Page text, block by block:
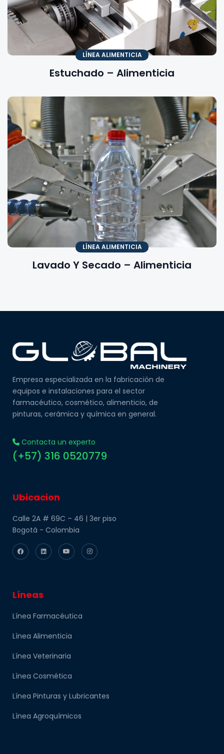
LÍNEA ALIMENTICIA
Estuchado – Alimenticia
LÍNEA ALIMENTICIA
Lavado Y Secado – Alimenticia
Empresa especializada en la fabricación de
equipos e instalaciones para el sector
farmacéutico, cosmético, alimenticio, de
pinturas, cerámica y química en general.
Contacta un experto
(+57) 316 0520779
Ubicacion
Calle 2A # 69C – 46 | 3er piso
Bogotá - Colombia
Líneas
Línea Farmacéutica
Línea Alimenticia
Línea Veterinaria
Línea Cosmética
Línea Pinturas y Lubricantes
Línea Agroquímicos